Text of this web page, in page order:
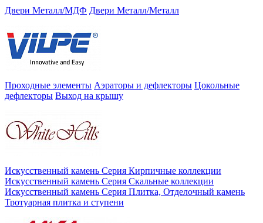
Двери Металл/МДФ Двери Металл/Металл
Проходные элементы Аэраторы и дефлекторы Цокольные
дефлекторы Выход на крышу
Искусственный камень Серия Кирпичные коллекции
Искусственный камень Серия Скальные коллекции
Искусственный камень Серия Плитка, Отделочный камень
Тротуарная плитка и ступени